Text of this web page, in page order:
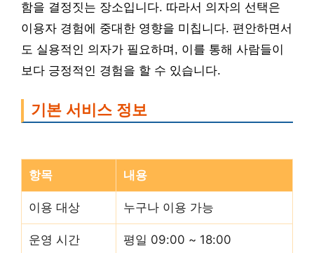
함을 결정짓는 장소입니다. 따라서 의자의 선택은
이용자 경험에 중대한 영향을 미칩니다. 편안하면서
도 실용적인 의자가 필요하며, 이를 통해 사람들이
보다 긍정적인 경험을 할 수 있습니다.
기본 서비스 정보
항목 내용
이용 대상 누구나 이용 가능
운영 시간 평일 09:00 ~ 18:00